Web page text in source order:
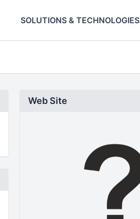
SOLUTIONS & TECHNOLOGIES
Web Site